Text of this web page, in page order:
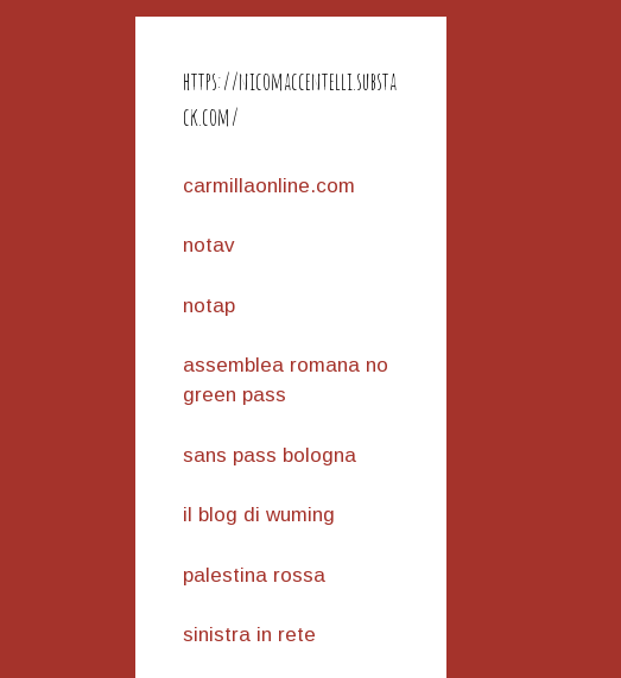
https://nicomaccentelli.substa
ck.com/
carmillaonline.com
notav
notap
assemblea romana no
green pass
sans pass bologna
il blog di wuming
palestina rossa
sinistra in rete